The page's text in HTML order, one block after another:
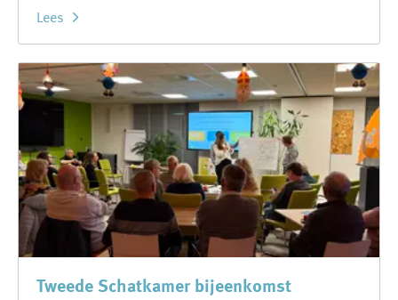
Lees
Tweede Schatkamer bijeenkomst